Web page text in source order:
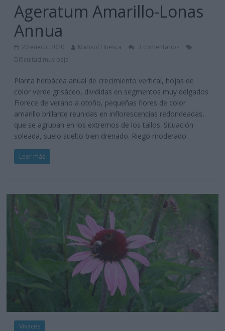
Ageratum Amarillo-Lonas
Annua
20 enero, 2020 Marisol Huesca
3 comentarios
Dificultad muy baja
Planta herbácea anual de crecimiento vertical, hojas de
color verde grisáceo, divididas en segmentos muy delgados.
Florece de verano a otoño, pequeñas flores de color
amarillo brillante reunidas en inflorescencias redondeadas,
que se agrupan en los extremos de los tallos. Situación
soleada, suelo suelto bien drenado. Riego moderado.
Leer más
Vivaces